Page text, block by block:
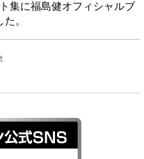
集に福島健オフィシャルブ
。